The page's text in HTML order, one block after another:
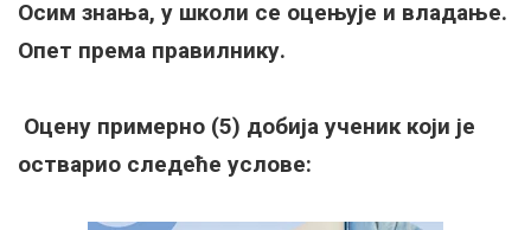
Осим знања, у школи се оцењује и владање.
Опет према правилнику.
Оцену примерно (5) добија ученик који је
остварио следеће услове: